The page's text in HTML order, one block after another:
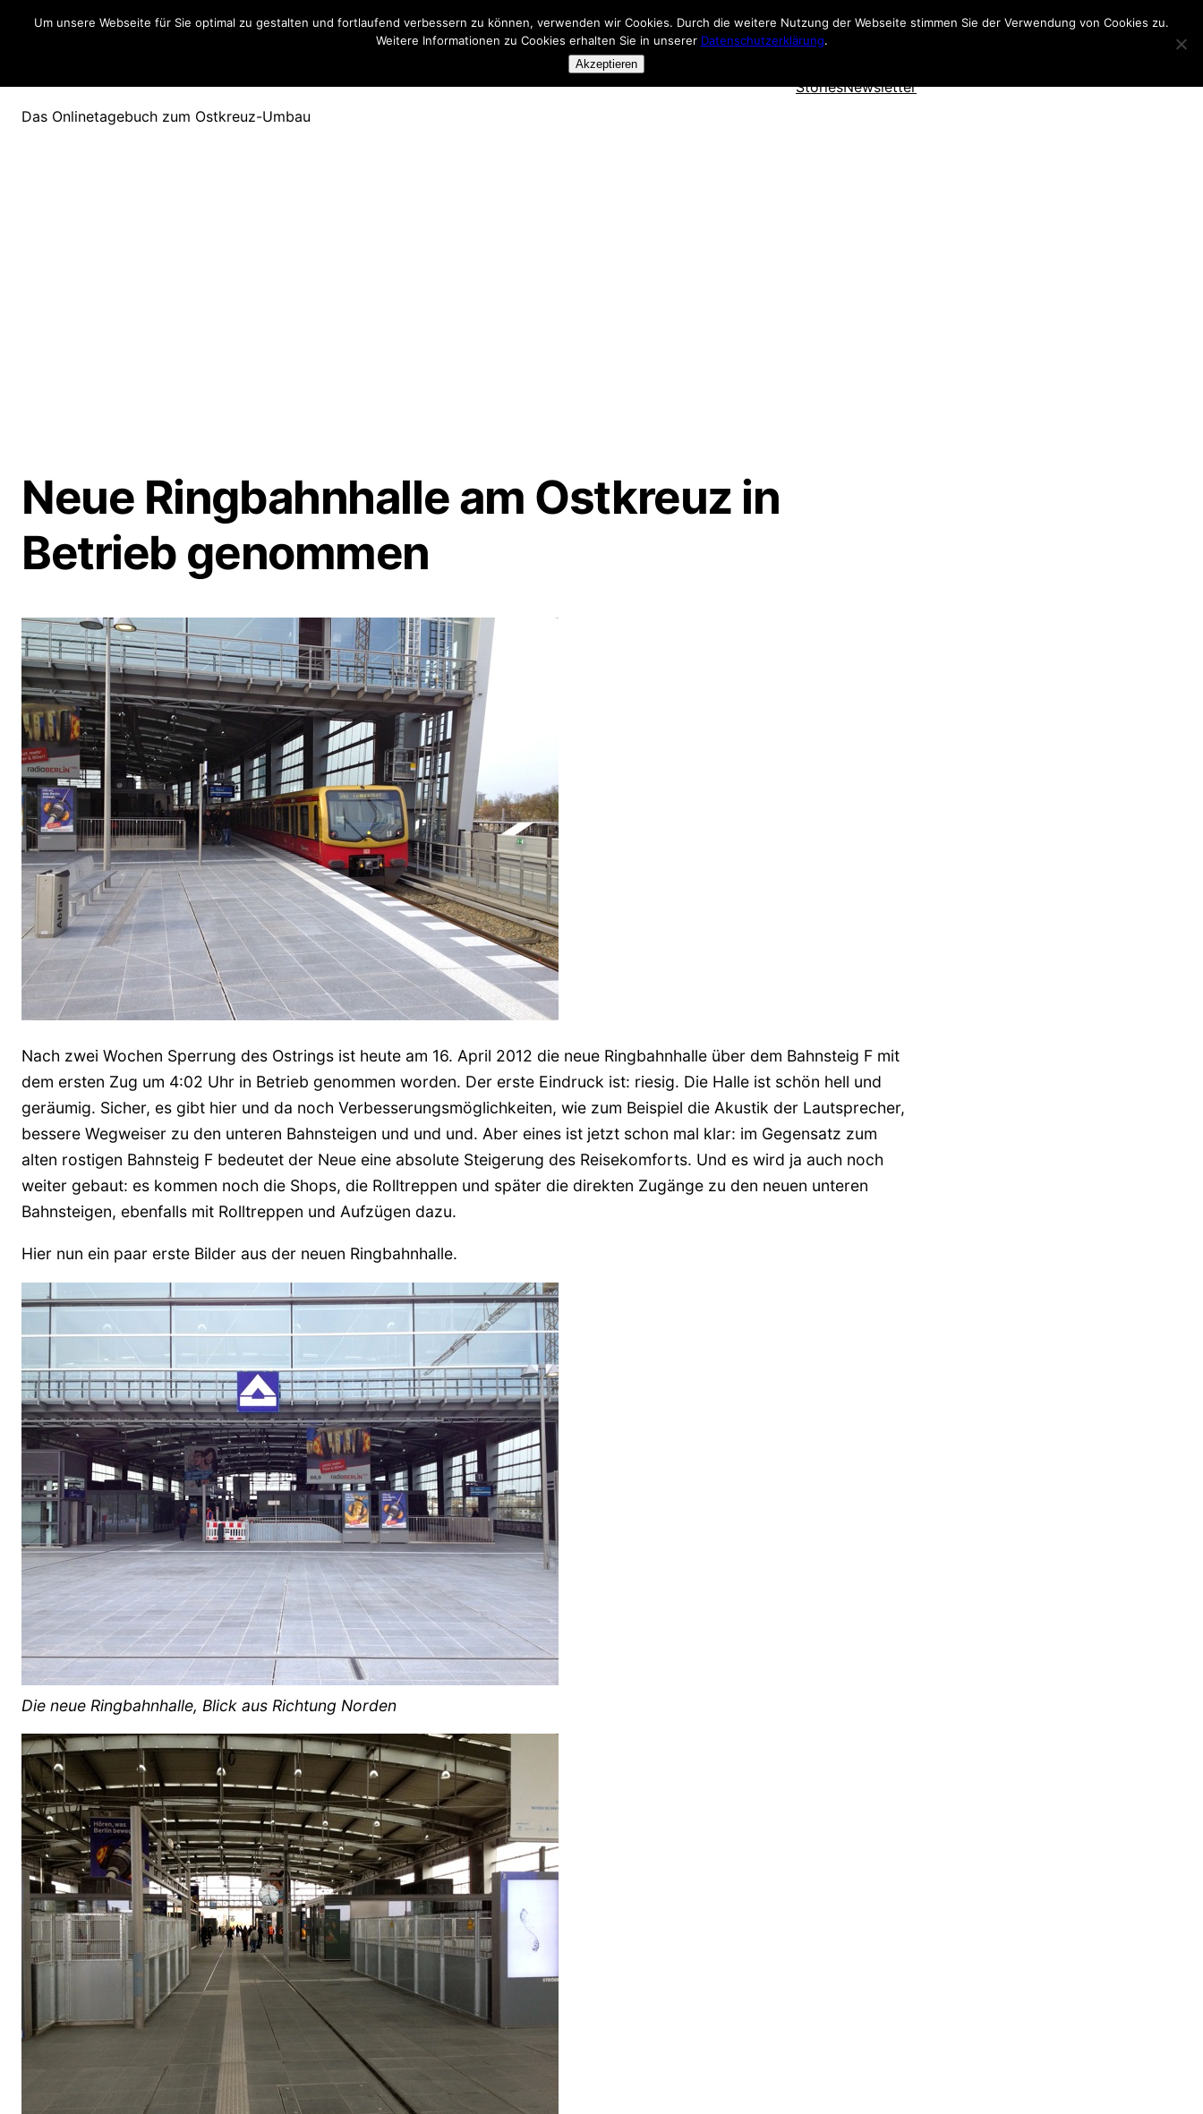
Das Onlinetagebuch zum Ostkreuz-Umbau
StoriesNewsletter
Neue Ringbahnhalle am Ostkreuz in
Betrieb genommen
Nach zwei Wochen Sperrung des Ostrings ist heute am 16. April 2012 die neue Ringbahnhalle über dem Bahnsteig F mit
dem ersten Zug um 4:02 Uhr in Betrieb genommen worden. Der erste Eindruck ist: riesig. Die Halle ist schön hell und
geräumig. Sicher, es gibt hier und da noch Verbesserungsmöglichkeiten, wie zum Beispiel die Akustik der Lautsprecher,
bessere Wegweiser zu den unteren Bahnsteigen und und und. Aber eines ist jetzt schon mal klar: im Gegensatz zum
alten rostigen Bahnsteig F bedeutet der Neue eine absolute Steigerung des Reisekomforts. Und es wird ja auch noch
weiter gebaut: es kommen noch die Shops, die Rolltreppen und später die direkten Zugänge zu den neuen unteren
Bahnsteigen, ebenfalls mit Rolltreppen und Aufzügen dazu.
Hier nun ein paar erste Bilder aus der neuen Ringbahnhalle.
Die neue Ringbahnhalle, Blick aus Richtung Norden
Um unsere Webseite für Sie optimal zu gestalten und fortlaufend verbessern zu können, verwenden wir Cookies. Durch die weitere Nutzung der Webseite stimmen Sie der Verwendung von Cookies zu.
Weitere Informationen zu Cookies erhalten Sie in unserer Datenschutzerklärung.
Akzeptieren